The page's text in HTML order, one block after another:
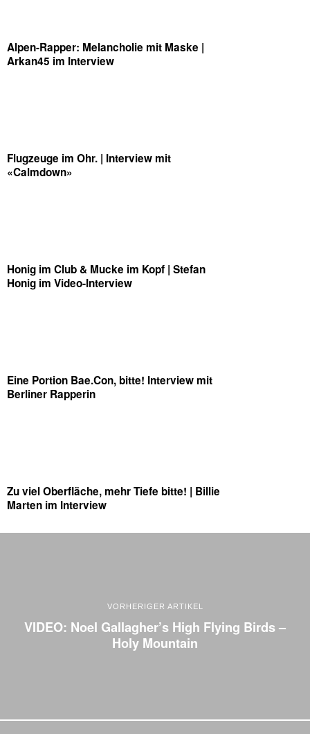
Alpen-Rapper: Melancholie mit Maske |
Arkan45 im Interview
Flugzeuge im Ohr. | Interview mit
«Calmdown»
Honig im Club & Mucke im Kopf | Stefan
Honig im Video-Interview
Eine Portion Bae.Con, bitte! Interview mit
Berliner Rapperin
Zu viel Oberfläche, mehr Tiefe bitte! | Billie
Marten im Interview
VORHERIGER ARTIKEL
VIDEO: Noel Gallagher’s High Flying Birds –
Holy Mountain